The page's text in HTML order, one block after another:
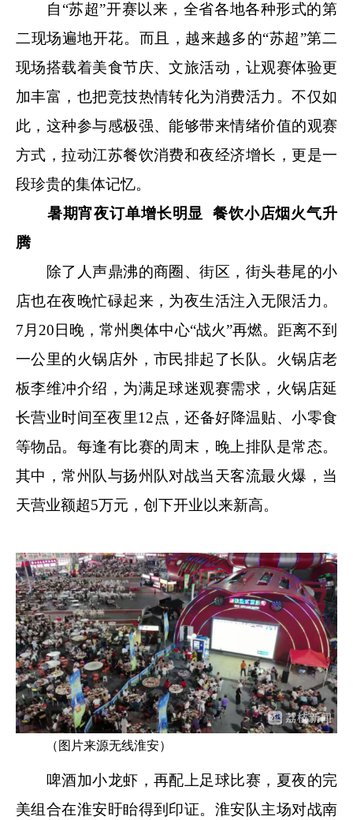
自“苏超”开赛以来，全省各地各种形式的第
二现场遍地开花。而且，越来越多的“苏超”第二
现场搭载着美食节庆、文旅活动，让观赛体验更
加丰富，也把竞技热情转化为消费活力。不仅如
此，这种参与感极强、能够带来情绪价值的观赛
方式，拉动江苏餐饮消费和夜经济增长，更是一
段珍贵的集体记忆。
暑期宵夜订单增长明显 餐饮小店烟火气升
腾
除了人声鼎沸的商圈、街区，街头巷尾的小
店也在夜晚忙碌起来，为夜生活注入无限活力。
7月20日晚，常州奥体中心“战火”再燃。距离不到
一公里的火锅店外，市民排起了长队。火锅店老
板李维冲介绍，为满足球迷观赛需求，火锅店延
长营业时间至夜里12点，还备好降温贴、小零食
等物品。每逢有比赛的周末，晚上排队是常态。
其中，常州队与扬州队对战当天客流最火爆，当
天营业额超5万元，创下开业以来新高。
（图片来源无线淮安）
啤酒加小龙虾，再配上足球比赛，夏夜的完
美组合在淮安盱眙得到印证。淮安队主场对战南